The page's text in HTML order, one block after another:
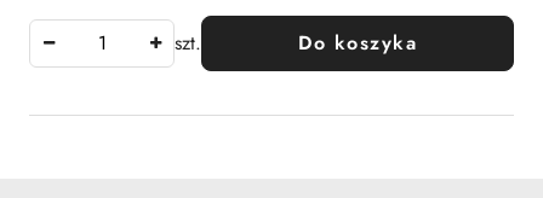
szt. Do koszyka